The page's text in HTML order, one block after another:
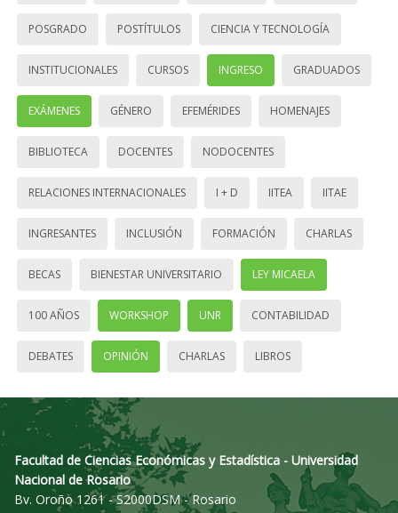
POSGRADO POSTÍTULOS CIENCIA Y TECNOLOGÍA
INSTITUCIONALES CURSOS INGRESO GRADUADOS
EXÁMENES GÉNERO EFEMÉRIDES HOMENAJES
BIBLIOTECA DOCENTES NODOCENTES
RELACIONES INTERNACIONALES I + D IITEA IITAE
INGRESANTES INCLUSIÓN FORMACIÓN CHARLAS
BECAS BIENESTAR UNIVERSITARIO LEY MICAELA
100 AÑOS WORKSHOP UNR CONTABILIDAD
DEBATES OPINIÓN CHARLAS LIBROS
Facultad de Ciencias Económicas y Estadística - Universidad
Nacional de Rosario
Bv. Oroño 1261 - S2000DSM - Rosario